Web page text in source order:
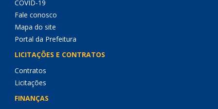
COVID-19
Fale conosco
Mapa do site
Portal da Prefeitura
LICITAÇÕES E CONTRATOS
Contratos
Licitações
FINANÇAS